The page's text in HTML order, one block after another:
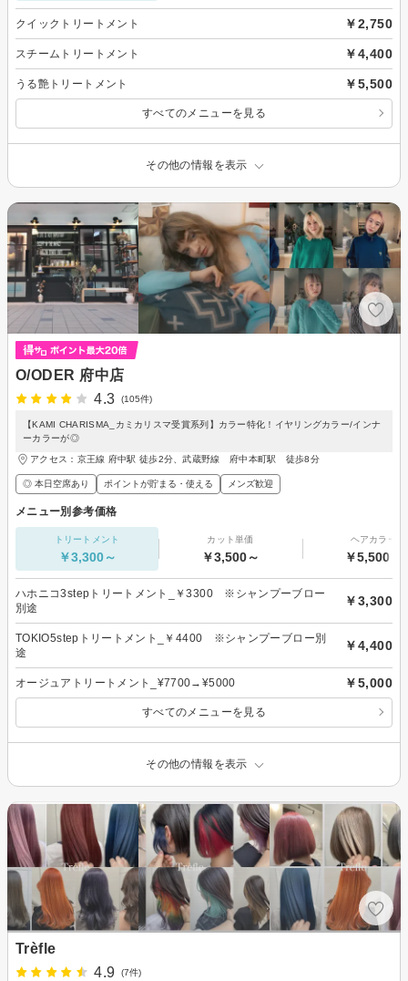
クイックトリートメント ￥2,750
スチームトリートメント ￥4,400
うる艶トリートメント ￥5,500
すべてのメニューを見る
その他の情報を表示
O/ODER 府中店
4.3
(105件)
【KAMI CHARISMA_カミカリスマ受賞系列】カラー特化！イヤリングカラー/インナ
ーカラーが◎
アクセス：京王線 府中駅 徒歩2分、武蔵野線 府中本町駅 徒歩8分
◎ 本日空席あり ポイントが貯まる・使える メンズ歓迎
メニュー別参考価格
トリートメント
￥3,300～
カット単価
￥3,500～
ヘアカラー
￥5,500～
ハホニコ3stepトリートメント_￥3300 ※シャンプーブロー
別途
￥3,300
TOKIO5stepトリートメント_￥4400 ※シャンプーブロー別
途
￥4,400
オージュアトリートメント_¥7700→¥5000 ￥5,000
すべてのメニューを見る
その他の情報を表示
Trèfle
4.9
(7件)